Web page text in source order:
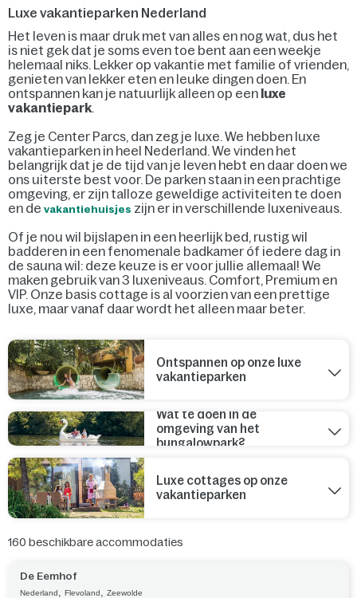
Luxe vakantieparken Nederland
Het leven is maar druk met van alles en nog wat, dus het
is niet gek dat je soms even toe bent aan een weekje
helemaal niks. Lekker op vakantie met familie of vrienden,
genieten van lekker eten en leuke dingen doen. En
ontspannen kan je natuurlijk alleen op een luxe
vakantiepark.
Zeg je Center Parcs, dan zeg je luxe. We hebben luxe
vakantieparken in heel Nederland. We vinden het
belangrijk dat je de tijd van je leven hebt en daar doen we
ons uiterste best voor. De parken staan in een prachtige
omgeving, er zijn talloze geweldige activiteiten te doen
en de vakantiehuisjes zijn er in verschillende luxeniveaus.
Of je nou wil bijslapen in een heerlijk bed, rustig wil
badderen in een fenomenale badkamer óf iedere dag in
de sauna wil: deze keuze is er voor jullie allemaal! We
maken gebruik van 3 luxeniveaus. Comfort, Premium en
VIP. Onze basis cottage is al voorzien van een prettige
luxe, maar vanaf daar wordt het alleen maar beter.
Ontspannen op onze luxe
vakantieparken
Wat te doen in de
omgeving van het
bungalowpark?
Luxe cottages op onze
vakantieparken
160 beschikbare accommodaties
De Eemhof
Nederland Flevoland Zeewolde